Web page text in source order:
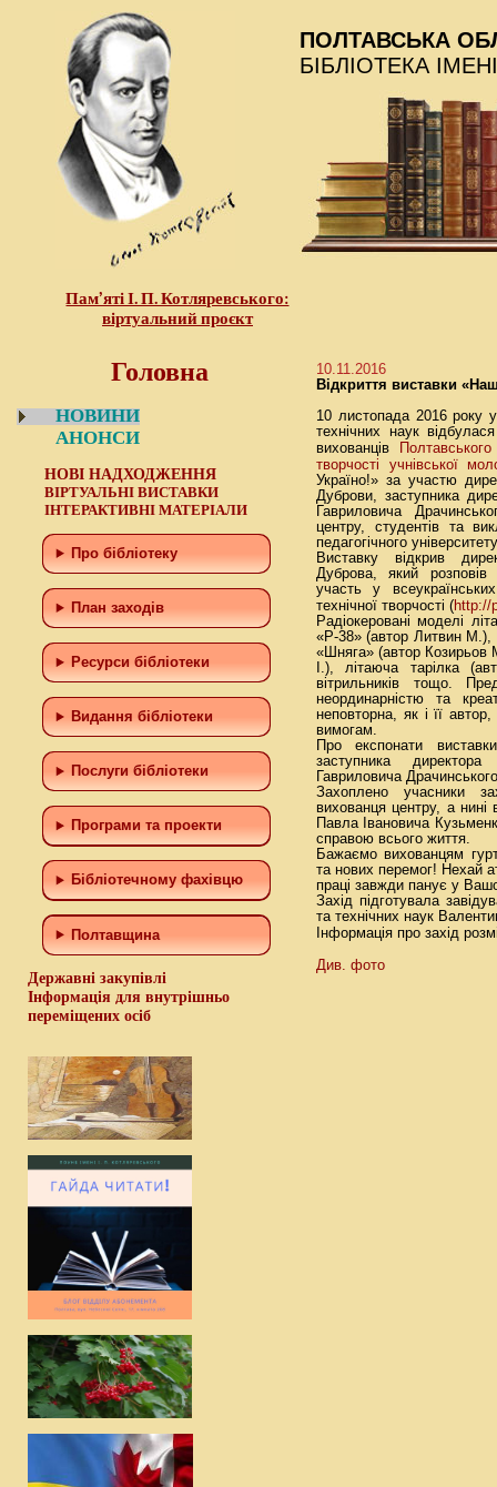
Пам’яті І. П. Котляревського:
віртуальний проєкт
ПОЛТАВСЬКА
БІБЛІОТЕКА
Головна
НОВИНИ
АНОНСИ
НОВІ НАДХОДЖЕННЯ
ВІРТУАЛЬНІ ВИСТАВКИ
ІНТЕРАКТИВНІ МАТЕРІАЛИ
Про бібліотеку
План заходів
Ресурси бібліотеки
Видання бібліотеки
Послуги бібліотеки
Програми та проекти
Бiблiотечному фахiвцю
Полтавщина
Державні закупівлі
Інформація для внутрішньо
переміщених осіб
10.11.2016
Bідкриття виставки
10 листопада 2016 року у
технічних наук
вихованців
творчості учнівської
Україно!» за участю
Дуброви, заступника
Гавриловича
центру, студентів та
педагогічного
Виставку відкрив
Дуброва, який розповів
участь у
технічної творчості (http://
Радіокеровані моделі
«Р-38» (автор Литвин М.),
«Шняга» (автор Козирьов
І.), літаюча тарілка
вітрильників тощо.
неординарністю та
неповторна, як і її
вимогам.
Про експонати
заступника
Гавриловича
Захоплено учасники
вихованця центру, а
Павла Івановича
справою всього життя.
Бажаємо вихованцям
та нових перемог! Нехай
праці завжди панує у
Захід підготувала
та технічних наук
Інформація про захід
Див. фото